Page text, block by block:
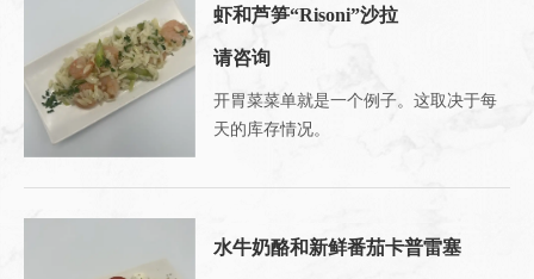
虾和芦笋“Risoni”沙拉
请咨询
开胃菜菜单就是一个例子。这取决于每
天的库存情况。
水牛奶酪和新鲜番茄卡普雷塞